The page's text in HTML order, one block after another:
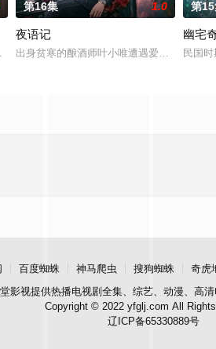
所长创办旅行社。他们以当
窃，戏班主横尸戏台，将冷血少帅许又安与
第16集 1.0
夜语记
出身贫寒的酿酒师叶小唯遭遇爱人程桉、恩
第15
幽宅
民国时
百度蜘蛛 神马爬虫 搜狗蜘蛛 奇虎
影视提供热播电视剧全集、综艺、动漫、高
Copyright © 2022 yfglj.com All
辽ICP备65330889号